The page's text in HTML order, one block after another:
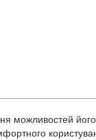
можливостей